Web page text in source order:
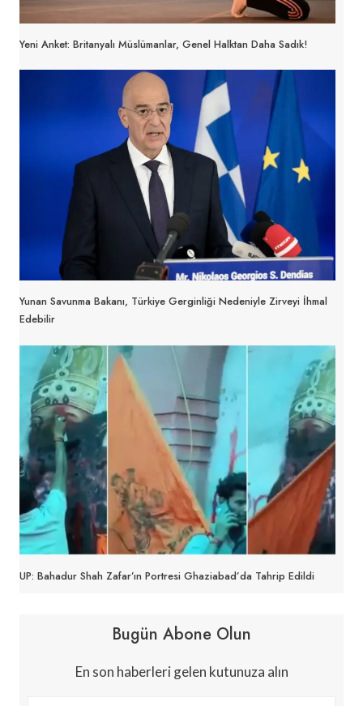
Yeni Anket: Britanyalı Müslümanlar, Genel Halktan Daha Sadık!
Yunan Savunma Bakanı, Türkiye Gerginliği Nedeniyle Zirveyi İhmal
Edebilir
UP: Bahadur Shah Zafar’ın Portresi Ghaziabad’da Tahrip Edildi
Bugün Abone Olun
En son haberleri gelen kutunuza alın